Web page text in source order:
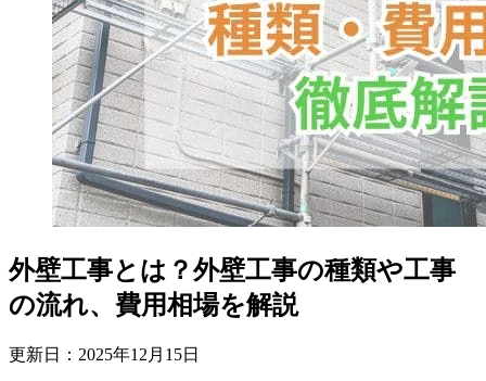
外壁工事とは？外壁工事の種類や工事
の流れ、費用相場を解説
更新日： 2025年12 月 15日